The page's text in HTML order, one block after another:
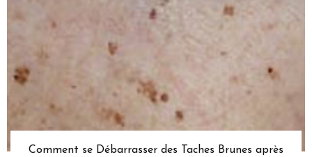
Comment se Débarrasser des Taches Brunes après